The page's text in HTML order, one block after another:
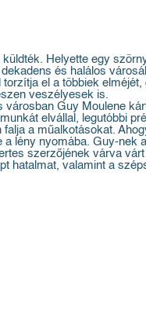
Helyette egy
és halálos
el a többiek
veszélyesek is.
városban Guy Moulene
elvállal, legutóbbi
falja a műalkotásokat.
a lény nyomába. Guy-nek
szerzőjének várva
hatalmat, valamint a